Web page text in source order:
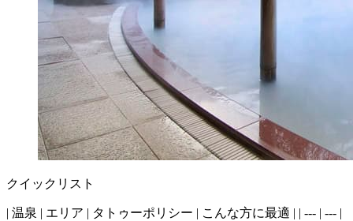
クイックリスト
| 温泉 | エリア | タトゥーポリシー | こんな方に最適 | | --- | --- |